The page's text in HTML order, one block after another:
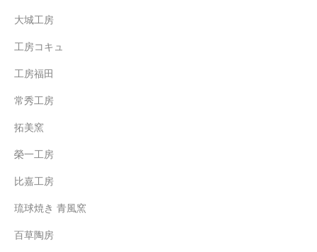
大城工房
工房コキュ
工房福田
常秀工房
拓美窯
榮一工房
比嘉工房
琉球焼き 青風窯
百草陶房